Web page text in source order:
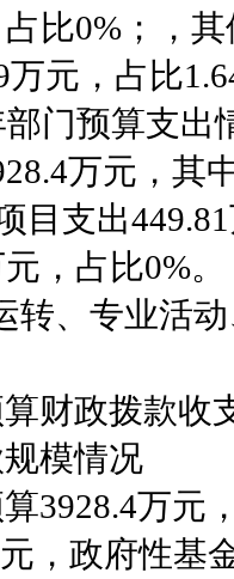
比0%；，
元，占比
部门预算支出
万元，其
目支出
，占比0%。
转、专业活动
财政拨款收
规模情况
3928.4万元
，政府性基